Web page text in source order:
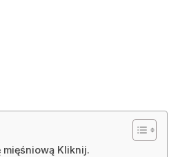
mięśniową Kliknij.